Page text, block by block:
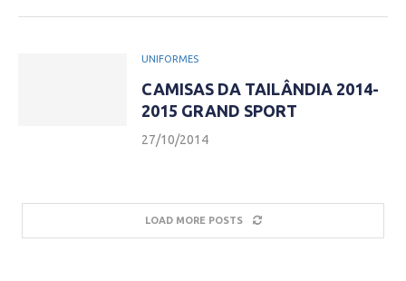
UNIFORMES
CAMISAS DA TAILÂNDIA 2014-
2015 GRAND SPORT
27/10/2014
LOAD MORE POSTS